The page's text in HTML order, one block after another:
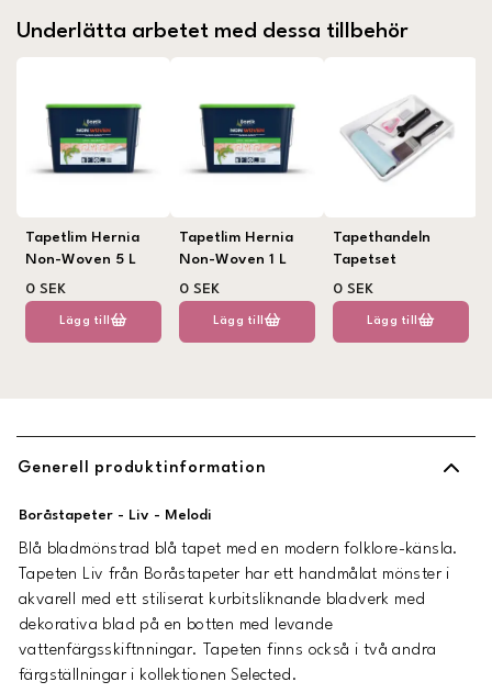
Underlätta arbetet med dessa tillbehör
Tapetlim Hernia
Non-Woven 5 L
0 SEK
Lägg till
Tapetlim Hernia
Non-Woven 1 L
0 SEK
Lägg till
Tapethandeln
Tapetset
0 SEK
Lägg till
Generell produktinformation
Boråstapeter - Liv - Melodi
Blå bladmönstrad blå tapet med en modern folklore-känsla.
Tapeten Liv från Boråstapeter har ett handmålat mönster i
akvarell med ett stiliserat kurbitsliknande bladverk med
dekorativa blad på en botten med levande
vattenfärgsskiftnningar. Tapeten finns också i två andra
färgställningar i kollektionen Selected.